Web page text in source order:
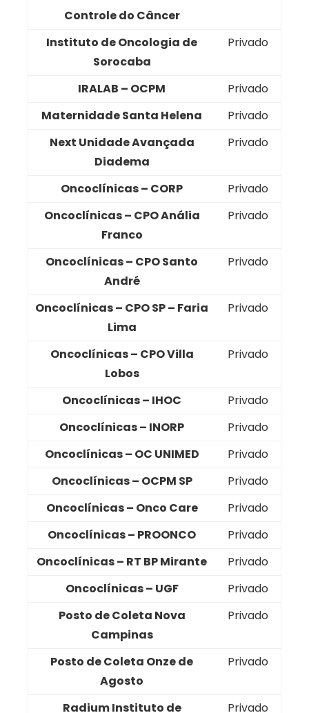
Controle do Câncer
Instituto de Oncologia de
Sorocaba
Privado
IRALAB – OCPM
Privado
Maternidade Santa Helena
Privado
Next Unidade Avançada
Diadema
Privado
Oncoclínicas – CORP
Privado
Oncoclínicas – CPO Anália
Franco
Privado
Oncoclínicas – CPO Santo
André
Privado
Oncoclínicas – CPO SP – Faria
Lima
Privado
Oncoclínicas – CPO Villa
Lobos
Privado
Oncoclínicas – IHOC
Privado
Oncoclínicas – INORP
Privado
Oncoclínicas – OC UNIMED
Privado
Oncoclínicas – OCPM SP
Privado
Oncoclínicas – Onco Care
Privado
Oncoclínicas – PROONCO
Privado
Oncoclínicas – RT BP Mirante
Privado
Oncoclínicas – UGF
Privado
Posto de Coleta Nova
Campinas
Privado
Posto de Coleta Onze de
Agosto
Privado
Radium Instituto de
Privado